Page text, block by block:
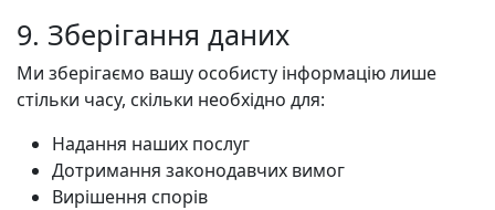
9. Зберігання даних
Ми зберігаємо вашу особисту інформацію лише
стільки часу, скільки необхідно для:
Надання наших послуг
Дотримання законодавчих вимог
Вирішення спорів